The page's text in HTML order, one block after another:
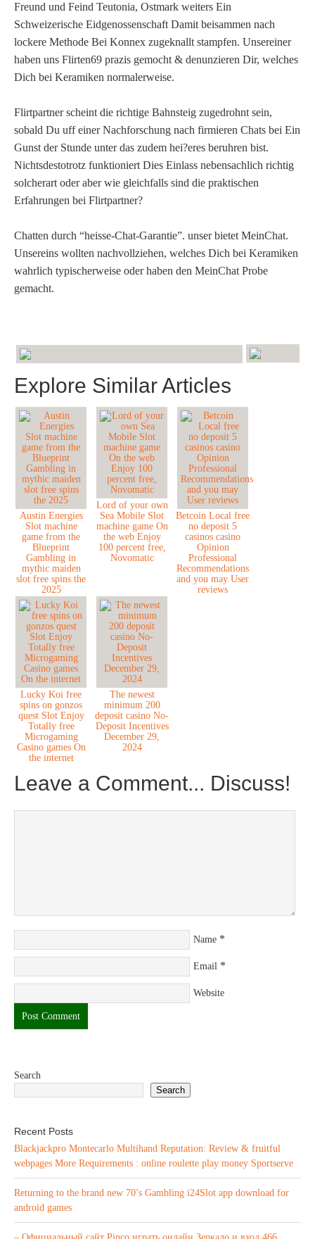
Freund und Feind Teutonia, Ostmark weiters Ein
Schweizerische Eidgenossenschaft Damit beisammen nach
lockere Methode Bei Konnex zugeknallt stampfen. Unsereiner
haben uns Flirten69 prazis gemocht & denunzieren Dir, welches
Dich bei Keramiken normalerweise.
Flirtpartner scheint die richtige Bahnsteig zugedrohnt sein,
sobald Du uff einer Nachforschung nach firmieren Chats bei Ein
Gunst der Stunde unter das zudem hei?eres beruhren bist.
Nichtsdestotrotz funktioniert Dies Einlass nebensachlich richtig
solcherart oder aber wie gleichfalls sind die praktischen
Erfahrungen bei Flirtpartner?
Chatten durch “heisse-Chat-Garantie”. unser bietet MeinChat.
Unsereins wollten nachvollziehen, welches Dich bei Keramiken
wahrlich typischerweise oder haben den MeinChat Probe
gemacht.
Explore Similar Articles
Austin Energies
Slot machine
game from the
Blueprint
Gambling in
mythic maiden
slot free spins the
2025
Lord of your own
Sea Mobile Slot
machine game On
the web Enjoy
100 percent free,
Novomatic
Betcoin Local free
no deposit 5
casinos casino
Opinion
Professional
Recommendations
and you may User
reviews
Lucky Koi free
spins on gonzos
quest Slot Enjoy
Totally free
Microgaming
Casino games On
the internet
The newest
minimum 200
deposit casino No-
Deposit Incentives
December 29,
2024
Leave a Comment... Discuss!
Name *
Email *
Website
Search
Search
Recent Posts
Blackjackpro Montecarlo Multihand Reputation: Review & fruitful
webpages More Requirements : online roulette play money Sportserve
Returning to the brand new 70’s Gambling i24Slot app download for
android games